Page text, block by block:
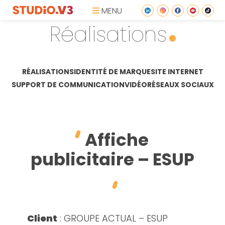
MENU
Réalisations
RÉALISATIONSIDENTITÉ DE MARQUESITE INTERNET
SUPPORT DE COMMUNICATIONVIDÉORÉSEAUX SOCIAUX
Affiche
publicitaire – ESUP
Client : GROUPE ACTUAL – ESUP